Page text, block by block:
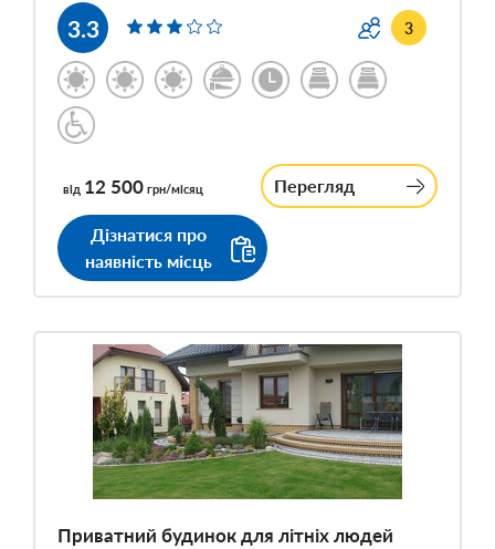
3.3 3
від 12 500 грн/місяц Перегляд
Дізнатися про
наявність місць
Приватний будинок для літніх людей